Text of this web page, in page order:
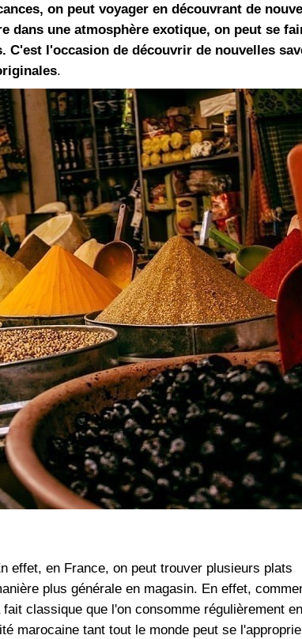
on peut voyager en découvrant de
dans une atmosphère exotique, on peut se
l'occasion de découvrir de nouvelles
.
effet, en France, on peut trouver plusieurs plats
plus générale en magasin. En effet,
classique que l'on consomme régulièrement en
marocaine tant tout le monde peut se